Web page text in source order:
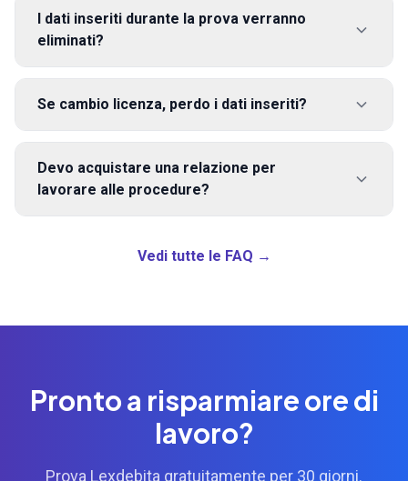
I dati inseriti durante la prova verranno
eliminati?
Se cambio licenza, perdo i dati inseriti?
Devo acquistare una relazione per
lavorare alle procedure?
Vedi tutte le FAQ →
Pronto a risparmiare ore di
lavoro?
Prova Lexdebita gratuitamente per 30 giorni.